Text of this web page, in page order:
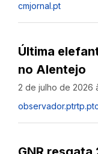
cmjornal.pt
Última
no Alentejo
2 de julho de 2026
observador.ptrtp.pt